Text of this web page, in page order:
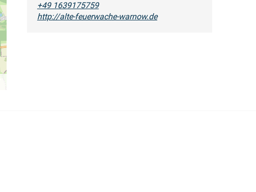
+49 1639175759
http://alte-feuerwache-warnow.de